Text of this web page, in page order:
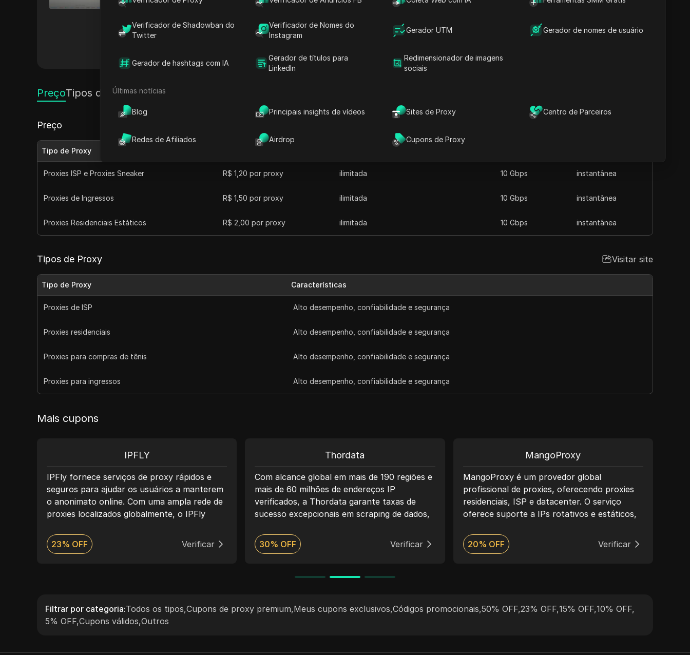
Verificador de Shadowban do
Twitter
Verificador de Nomes do
Instagram
Gerador UTM Gerador de nomes de usuário
Gerador de hashtags com IA
Gerador de títulos para
LinkedIn
Redimensionador de imagens
sociais
Últimas notícias
Blog Principais insights de vídeos Sites de Proxy Centro de Parceiros
Redes de Afiliados Airdrop Cupons de Proxy
ingressos e pesquisas online. Seus serviços apresentam largura de banda ilimitada e velocidades ultrarrápidas de até 10 GBPS, com
baixa latência entre 1 e 3 milissegundos. A HypeProxies fornece proxies ISP, residenciais e dedicados, garantindo conexões confiáveis
e de alto desempenho para todos os usuários. Com forte ênfase no suporte ao cliente e entrega instantânea, a HypeProxies visa
PreçoTipos de Proxy
Preço
Tipo de Proxy
Proxies ISP e Proxies Sneaker R$ 1,20 por proxy ilimitada 10 Gbps instantânea
Proxies de Ingressos R$ 1,50 por proxy ilimitada 10 Gbps instantânea
Proxies Residenciais Estáticos R$ 2,00 por proxy ilimitada 10 Gbps instantânea
Tipos de Proxy Visitar site
Tipo de Proxy Características
Proxies de ISP Alto desempenho, confiabilidade e segurança
Proxies residenciais Alto desempenho, confiabilidade e segurança
Proxies para compras de tênis Alto desempenho, confiabilidade e segurança
Proxies para ingressos Alto desempenho, confiabilidade e segurança
Mais cupons
IPFLY
IPFly fornece serviços de proxy rápidos e
seguros para ajudar os usuários a manterem
o anonimato online. Com uma ampla rede de
proxies localizados globalmente, o IPFly
dados do usuário e permitindo o acesso a
sites bloqueados.
23% OFF Verificar
Thordata
Com alcance global em mais de 190 regiões e
mais de 60 milhões de endereços IP
verificados, a Thordata garante taxas de
sucesso excepcionais em scraping de dados,
de mercado localizada. Combinando um
painel de controle amigável para
24/7, a Thordata oferece uma experiência
mundo.
30% OFF Verificar
MangoProxy
MangoProxy é um provedor global
profissional de proxies, oferecendo proxies
residenciais, ISP e datacenter. O serviço
oferece suporte a IPs rotativos e estáticos,
preços flexíveis e ampla cobertura global.
Mango Proxy é ideal para web scraping,
20% OFF Verificar
Filtrar por categoria:Todos os tipos,Cupons de proxy premium,Meus cupons exclusivos,Códigos promocionais,50% OFF,23% OFF,15% OFF,10% OFF,
5% OFF,Cupons válidos,Outros